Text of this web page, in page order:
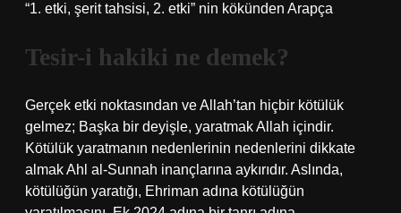
“1. etki, şerit tahsisi, 2. etki” nin kökünden Arapça
Tesir-i hakiki ne demek?
Gerçek etki noktasından ve Allah’tan hiçbir kötülük
gelmez; Başka bir deyişle, yaratmak Allah içindir.
Kötülük yaratmanın nedenlerinin nedenlerini dikkate
almak Ahl al-Sunnah inançlarına aykırıdır. Aslında,
kötülüğün yaratığı, Ehriman adına kötülüğün